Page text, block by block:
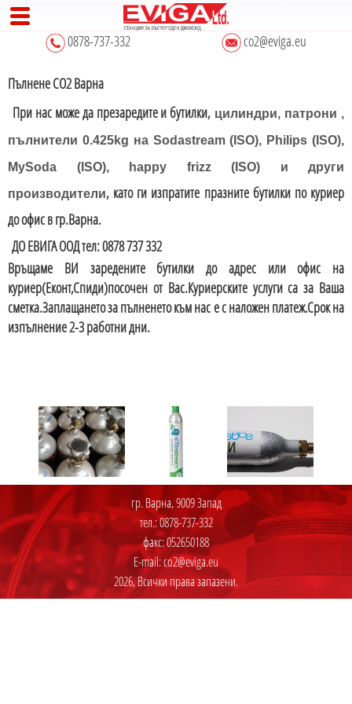
0878-737-332 co2@eviga.eu
Пълнене СО2 Варна
При нас може да презаредите и бутилки, цилиндри, патрони ,
пълнители 0.425kg на Sodastream (ISO), Philips (ISO),
MySoda (ISO), happy frizz (ISO) и други
производители, като ги изпратите празните бутилки по куриер
до офис в гр.Варна.
ДО ЕВИГА ООД тел: 0878 737 332
Връщаме ВИ заредените бутилки до адрес или офис на
куриер(Еконт,Спиди)посочен от Вас.Куриерските услуги са за Ваша
сметка.Заплащането за пълненето към нас е с наложен платеж.Срок на
изпълнение 2-3 работни дни.
гр. Варна, 9009 Запад
тел.: 0878-737-332
факс: 052650188
E-mail:co2@eviga.eu
2026, Всички права запазени.